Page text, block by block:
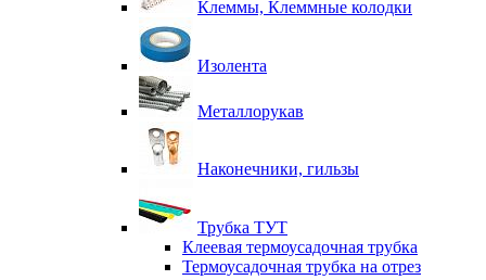
Клеммы, Клеммные колодки
Изолента
Металлорукав
Наконечники, гильзы
Трубка ТУТ
Клеевая термоусадочная трубка
Термоусадочная трубка на отрез